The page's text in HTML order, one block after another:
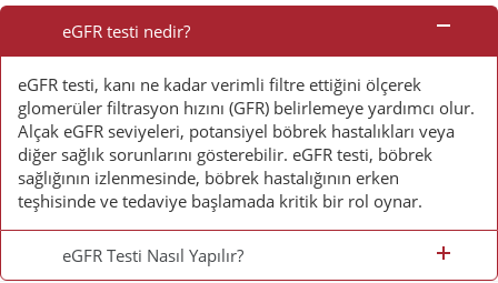
Sorulan
Sorular
eGFR testi nedir?
eGFR testi, kanı ne kadar verimli filtre ettiğini ölçerek
glomerüler filtrasyon hızını (GFR) belirlemeye yardımcı olur.
Alçak eGFR seviyeleri, potansiyel böbrek hastalıkları veya
diğer sağlık sorunlarını gösterebilir. eGFR testi, böbrek
sağlığının izlenmesinde, böbrek hastalığının erken
teşhisinde ve tedaviye başlamada kritik bir rol oynar.
eGFR Testi Nasıl Yapılır?